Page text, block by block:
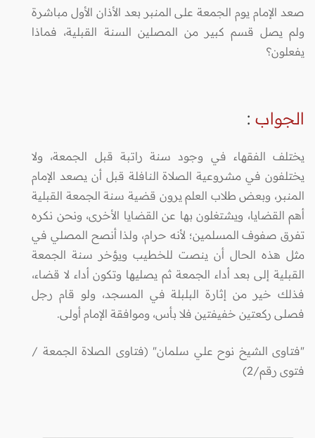
صعد الإمام يوم الجمعة على المنبر بعد الأذان الأول مباشرة
ولم يصل قسم كبير من المصلين السنة القبلية، فماذا
يفعلون؟
الجواب :
يختلف الفقهاء في وجود سنة راتبة قبل الجمعة، ولا
يختلفون في مشروعية الصلاة النافلة قبل أن يصعد الإمام
المنبر، وبعض طلاب العلم يرون قضية سنة الجمعة القبلية
أهم القضايا، ويشتغلون بها عن القضايا الأخرى، ونحن نكره
تفرق صفوف المسلمين؛ لأنه حرام، ولذا أنصح المصلي في
مثل هذه الحال أن ينصت للخطيب ويؤخر سنة الجمعة
القبلية إلى بعد أداء الجمعة ثم يصليها وتكون أداء لا قضاء،
فذلك خير من إثارة البلبلة في المسجد، ولو قام رجل
فصلى ركعتين خفيفتين فلا بأس، وموافقة الإمام أولى.
"فتاوى الشيخ نوح علي سلمان" (فتاوى الصلاة الجمعة /
فتوى رقم/2)